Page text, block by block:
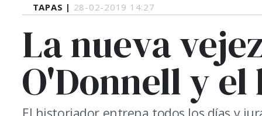
TAPAS | 28-02-2019 14:27
La nueva
O'Donnell y